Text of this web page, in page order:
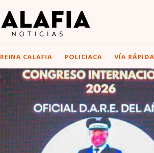
REINA CALAFIA POLICIACA VÍA RÁPIDA